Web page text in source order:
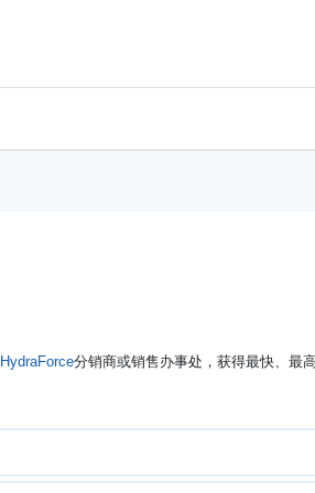
HydraForce分销商或销售办事处，获得最快、最高